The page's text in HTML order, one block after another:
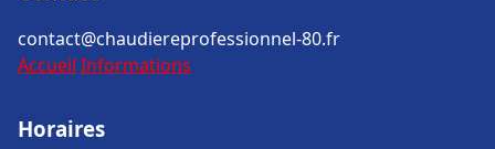
contact@chaudiereprofessionnel-80.fr
Accueil Informations
Horaires